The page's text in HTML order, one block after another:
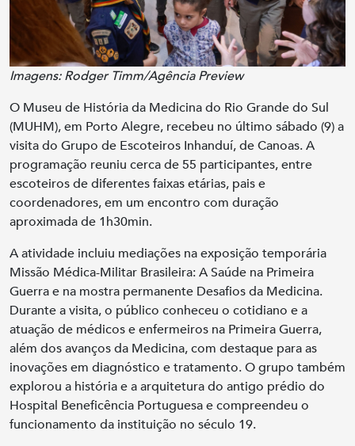
Imagens: Rodger Timm/Agência Preview
O Museu de História da Medicina do Rio Grande do Sul
(MUHM), em Porto Alegre, recebeu no último sábado (9) a
visita do Grupo de Escoteiros Inhanduí, de Canoas. A
programação reuniu cerca de 55 participantes, entre
escoteiros de diferentes faixas etárias, pais e
coordenadores, em um encontro com duração
aproximada de 1h30min.
A atividade incluiu mediações na exposição temporária
Missão Médica-Militar Brasileira: A Saúde na Primeira
Guerra e na mostra permanente Desafios da Medicina.
Durante a visita, o público conheceu o cotidiano e a
atuação de médicos e enfermeiros na Primeira Guerra,
além dos avanços da Medicina, com destaque para as
inovações em diagnóstico e tratamento. O grupo também
explorou a história e a arquitetura do antigo prédio do
Hospital Beneficência Portuguesa e compreendeu o
funcionamento da instituição no século 19.